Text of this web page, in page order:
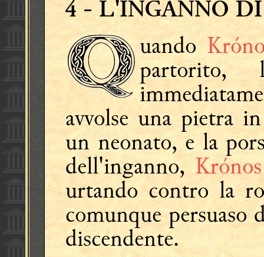
4- L'INGANNO DI
uando
avvolse una pietra
un neonato, e la
dell'inganno,Krónos
urtando contro la
comunque
discendente.